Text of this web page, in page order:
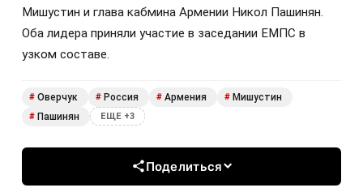
Мишустин и глава кабмина Армении Никол Пашинян.
Оба лидера приняли участие в заседании ЕМПС в
узком составе.
# Оверчук # Россия # Армения # Мишустин
# Пашинян ЕЩЕ +3
Поделиться